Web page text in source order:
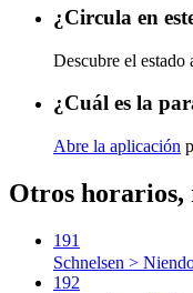
¿Circula en
Descubre el
¿Cuál es la
Abre la aplicación
Otros horarios,
191
Schnelsen >
192